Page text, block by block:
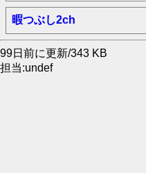
暇つぶし2ch
99日前に更新/343 KB
担当:undef